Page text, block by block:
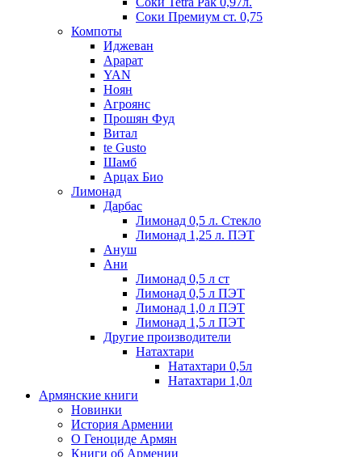
Соки Премиум ст. 0,75
Компоты
Иджеван
Арарат
YAN
Ноян
Агроянс
Прошян Фуд
Витал
te Gusto
Шамб
Арцах Био
Лимонад
Дарбас
Лимонад 0,5 л. Стекло
Лимонад 1,25 л. ПЭТ
Ануш
Ани
Лимонад 0,5 л ст
Лимонад 0,5 л ПЭТ
Лимонад 1,0 л ПЭТ
Лимонад 1,5 л ПЭТ
Другие производители
Натахтари
Натахтари 0,5л
Натахтари 1,0л
Армянские книги
Новинки
История Армении
О Геноциде Армян
Книги об Армении